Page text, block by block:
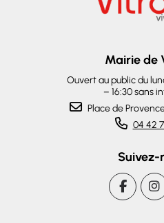
Mairie de
Ouvert au public du
– 16:30 sans
Place de
04 42
Suivez-